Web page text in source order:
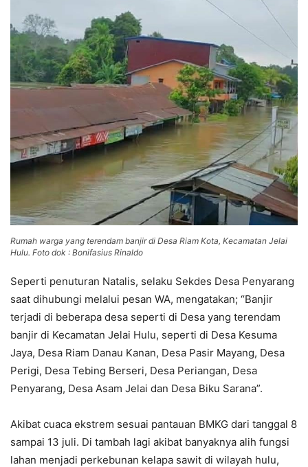
Rumah warga yang terendam banjir di Desa Riam Kota, Kecamatan Jelai
Hulu. Foto dok : Bonifasius Rinaldo
Seperti penuturan Natalis, selaku Sekdes Desa Penyarang
saat dihubungi melalui pesan WA, mengatakan; “Banjir
terjadi di beberapa desa seperti di Desa yang terendam
banjir di Kecamatan Jelai Hulu, seperti di Desa Kesuma
Jaya, Desa Riam Danau Kanan, Desa Pasir Mayang, Desa
Perigi, Desa Tebing Berseri, Desa Periangan, Desa
Penyarang, Desa Asam Jelai dan Desa Biku Sarana”.
Akibat cuaca ekstrem sesuai pantauan BMKG dari tanggal 8
sampai 13 juli. Di tambah lagi akibat banyaknya alih fungsi
lahan menjadi perkebunan kelapa sawit di wilayah hulu,